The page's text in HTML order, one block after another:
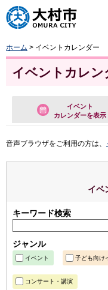
大村市
ホーム > イベントカレンダー
イベントカレン
イベント
カレンダーを表示
音声ブラウザをご利用の方は、
イベ
キーワード検索
ジャンル
イベント 子ども向け
コンサート・講演